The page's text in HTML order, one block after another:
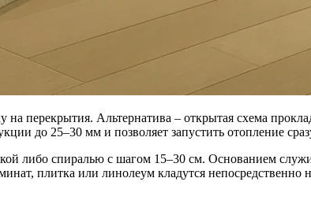
перекрытия. Альтернатива – открытая схема
до 25–30 мм и позволяет запустить отопление
либо спиралью с шагом 15–30 см. Основанием
плитка или линолеум кладутся